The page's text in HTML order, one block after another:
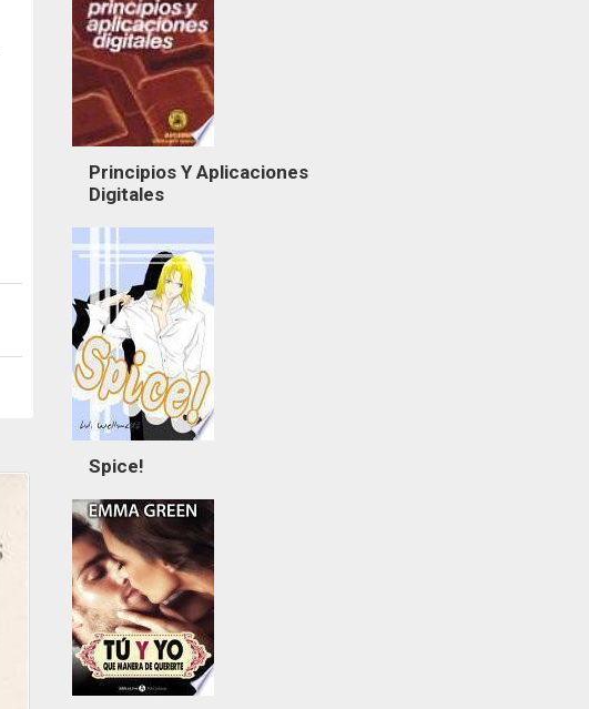
Principios Y Aplicaciones
Digitales
Spice!